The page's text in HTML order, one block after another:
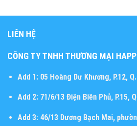
LIÊN HỆ
CÔNG TY TNHH THƯƠNG MẠI
Add 1:05 Hoàng Dư Khương, P.12,
Add 2:71/6/13 Điện Biên Phủ, P.15,
Add 3:46/13 Dương Bạch Mai,